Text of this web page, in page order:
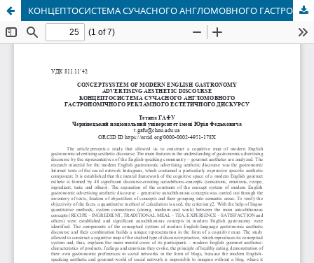
КОНЦЕПТОСИСТЕМА СУЧАСНОГО АНГЛОМОВНОГО ГАСТРОНОМІЧНОГО РЕКЛАМНОГО ЕСТЕТИЧНОГО ДИСКУРСУ